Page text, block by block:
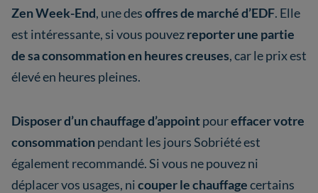
Zen Week-End, une desoffres de marché d’EDF. Elle
est intéressante, si vous pouvezreporter une partie
de sa consommation en heures creuses, car le prix est
élevé en heures pleines.
Disposer d’un chauffage d’appointpoureffacer votre
consommationpendant les jours Sobriété est
également recommandé. Si vous ne pouvez ni
déplacer vos usages, nicouper le chauffagecertains